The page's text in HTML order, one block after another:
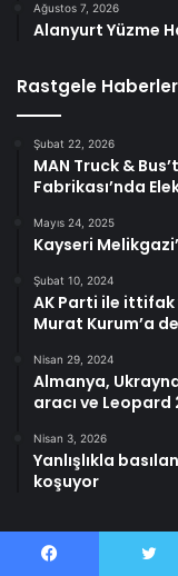
Ağustos 7, 2026
Alanyurt Yüzme
Rastgele Haberler
Şubat 22, 2026
MAN Truck &
Fabrikası’nda
Mayıs 24, 2025
Kayseri
Şubat 10, 2024
AK Parti ile ittifak
Murat Kurum’a
Nisan 29, 2024
Almanya,
aracı ve
Nisan 3, 2026
Yanlışlıkla
koşuyor